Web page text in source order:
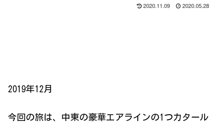
2020.11.09 2020.05.28
2019年12月
今回の旅は、中東の豪華エアラインの1つカタール